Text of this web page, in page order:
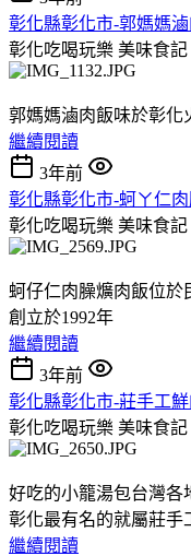
彰化縣彰化市-郭媽媽
彰化吃喝玩樂 美味食記
郭媽媽滷肉飯味於彰化
繼續閱讀
3年前
彰化縣彰化市-蚵ㄚ仁
彰化吃喝玩樂 美味食記
蚵仔仁肉臊爌肉飯位於
創立於1992年
繼續閱讀
3年前
彰化縣彰化市-莊手工
彰化吃喝玩樂 美味食記
好吃的小籠湯包台灣各
彰化最有名的就屬莊手
繼續閱讀